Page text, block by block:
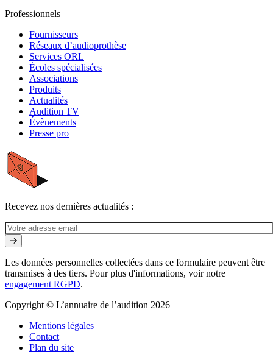
Professionnels
Fournisseurs
Réseaux d’audioprothèse
Services ORL
Écoles spécialisées
Associations
Produits
Actualités
Audition TV
Évènements
Presse pro
Recevez nos dernières actualités :
Les données personnelles collectées dans ce formulaire peuvent être
transmises à des tiers. Pour plus d'informations, voir notre
engagement RGPD.
Copyright © L’annuaire de l’audition 2026
Mentions légales
Contact
Plan du site